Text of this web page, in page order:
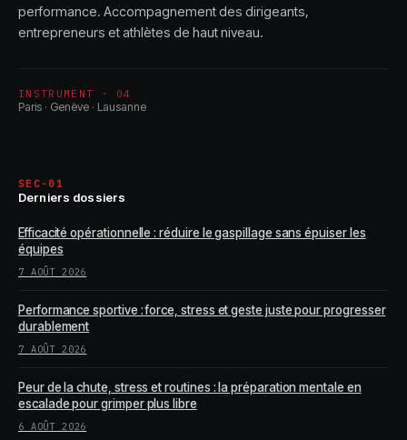
performance. Accompagnement des dirigeants,
entrepreneurs et athlètes de haut niveau.
INSTRUMENT · 04
Paris · Genève · Lausanne
SEC-01
Derniers dossiers
Efficacité opérationnelle : réduire le gaspillage sans épuiser les
équipes
7 AOÛT 2026
Performance sportive : force, stress et geste juste pour progresser
durablement
7 AOÛT 2026
Peur de la chute, stress et routines : la préparation mentale en
escalade pour grimper plus libre
6 AOÛT 2026